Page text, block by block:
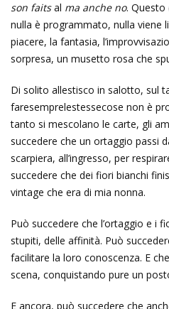
son faitsal ma anche no. Questo
nulla è programmato, nulla viene
piacere, la fantasia,
sorpresa, un musetto rosa che
Di solito allestisco in salotto, sul
faresemprelestessecose non è
tanto si mescolano le carte, gli
succedere che un ortaggio passi
scarpiera, all’ingresso, per
succedere che dei fiori bianchi
vintage che era di mia nonna.
Può succedere che l’ortaggio e i
stupiti, delle affinità. Può
facilitare la loro conoscenza. E
scena, conquistando pure un
E ancora, può succedere che